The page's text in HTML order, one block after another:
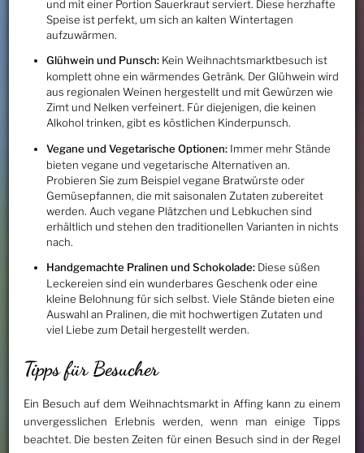
und mit einer Portion Sauerkraut serviert. Diese herzhafte
Speise ist perfekt, um sich an kalten Wintertagen
aufzuwärmen.
Glühwein und Punsch:Kein Weihnachtsmarktbesuch ist
komplett ohne ein wärmendes Getränk. Der Glühwein wird
aus regionalen Weinen hergestellt und mit Gewürzen wie
Zimt und Nelken verfeinert. Für diejenigen, die keinen
Alkohol trinken, gibt es köstlichen Kinderpunsch.
Vegane und Vegetarische Optionen:Immer mehr Stände
bieten vegane und vegetarische Alternativen an.
Probieren Sie zum Beispiel vegane Bratwürste oder
Gemüsepfannen, die mit saisonalen Zutaten zubereitet
werden. Auch vegane Plätzchen und Lebkuchen sind
erhältlich und stehen den traditionellen Varianten in nichts
nach.
Handgemachte Pralinen und Schokolade:Diese süßen
Leckereien sind ein wunderbares Geschenk oder eine
kleine Belohnung für sich selbst. Viele Stände bieten eine
Auswahl an Pralinen, die mit hochwertigen Zutaten und
viel Liebe zum Detail hergestellt werden.
Tipps für Besucher
Ein Besuch auf dem Weihnachtsmarkt in Affing kann zu einem
unvergesslichen Erlebnis werden, wenn man einige Tipps
beachtet. Die besten Zeiten für einen Besuch sind in der Regel